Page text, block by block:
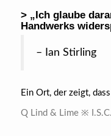
> „Ich glaube
Handwerks
– Ian Stirling
Ein Ort, der zeigt,
Q Lind & Lime ※ I.S.C.